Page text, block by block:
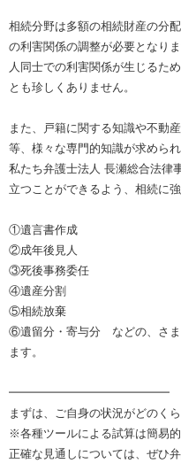
相続分野は多額の相続財産の分
の利害関係の調整が必要となり
人同士での利害関係が生じるた
とも珍しくありません。
また、戸籍に関する知識や不動
等、様々な専門的知識が求められ
私たち弁護士法人 長瀬総合法律
立つことができるよう、相続に
①遺言書作成
②成年後見人
③死後事務委任
④遺産分割
⑤相続放棄
⑥遺留分・寄与分 などの、さま
ます。
━━━━━━━━━━━━━━
まずは、ご自身の状況がどのく
※各種ツールによる試算は簡易的
正確な見通しについては、ぜひ